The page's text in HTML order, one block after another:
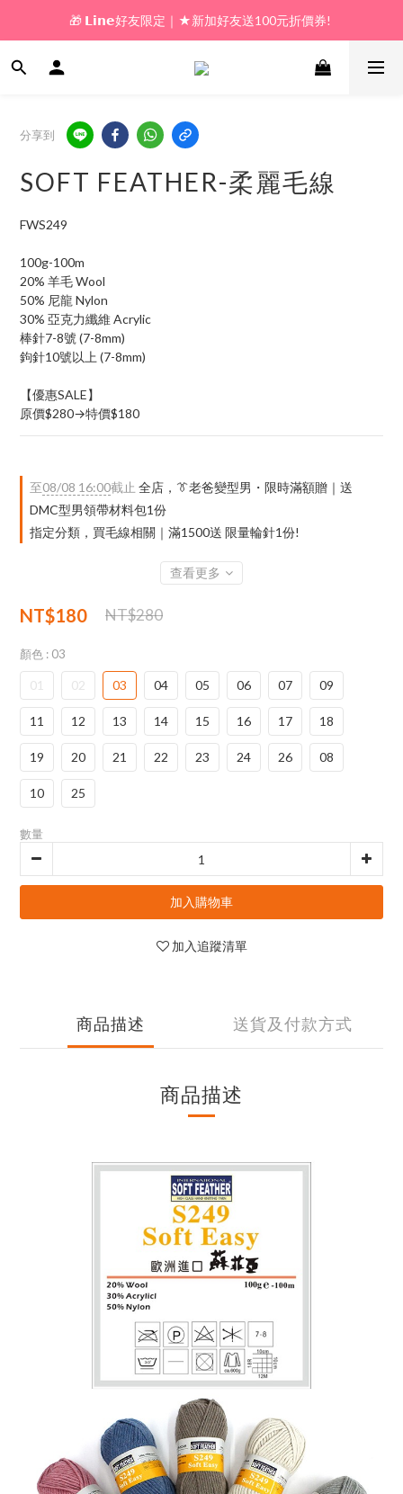
🎁 新好友購物金｜★加入新會員領券送100元!
🎁 𝗟𝗶𝗻𝗲好友限定｜★新加好友送100元折價券!
🎁 新好友購物金｜★加入新會員領券送100元!
分享到
SOFT FEATHER-柔麗毛線
FWS249
100g-100m
20% 羊毛 Wool
50% 尼龍 Nylon
30% 亞克力纖維 Acrylic
棒針7-8號 (7-8mm)
鉤針10號以上 (7-8mm)
【優惠SALE】
原價$280→特價$180
至08/08 16:00截止 全店，👔老爸變型男・限時滿額贈｜送
DMC型男領帶材料包1份
指定分類，買毛線相關｜滿1500送 限量輪針1份!
查看更多
NT$180 NT$280
顏色 : 03
01 02 03 04 05 06 07 09
11 12 13 14 15 16 17 18
19 20 21 22 23 24 26 08
10 25
數量
加入購物車
加入追蹤清單
商品描述 送貨及付款方式
商品描述